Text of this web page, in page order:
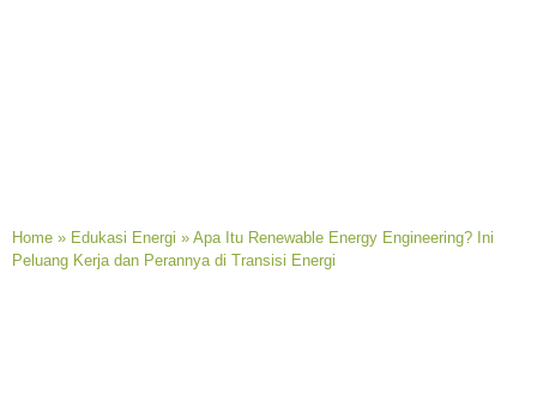
Home » Edukasi Energi » Apa Itu Renewable Energy Engineering? Ini
Peluang Kerja dan Perannya di Transisi Energi